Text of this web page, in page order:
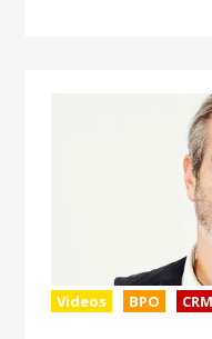
Videos BPO CRM